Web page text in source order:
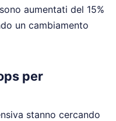
aumentati del 15%
un cambiamento
per
stanno cercando